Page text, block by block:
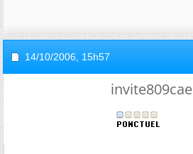
14/10/2006, 15h57